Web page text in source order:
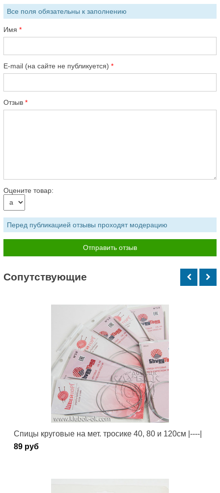
Все поля обязательны к заполнению
Имя
E-mail (на сайте не публикуется)
Отзыв
Оцените товар:
Перед публикацией отзывы проходят модерацию
Cопутствующие
Спицы круговые на мет. тросике 40, 80 и 120см |----|
89 руб